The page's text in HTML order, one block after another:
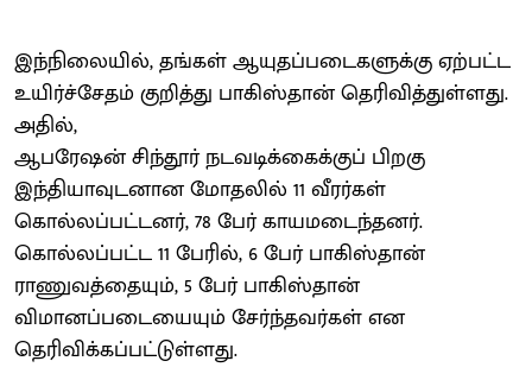
இந்நிலையில், தங்கள் ஆயுதப்படைகளுக்கு ஏற்பட்ட
உயிர்ச்சேதம் குறித்து பாகிஸ்தான் தெரிவித்துள்ளது.
அதில்,
ஆபரேஷன் சிந்தூர் நடவடிக்கைக்குப் பிறகு
இந்தியாவுடனான மோதலில் 11 வீரர்கள்
கொல்லப்பட்டனர், 78 பேர் காயமடைந்தனர்.
கொல்லப்பட்ட 11 பேரில், 6 பேர் பாகிஸ்தான்
ராணுவத்தையும், 5 பேர் பாகிஸ்தான்
விமானப்படையையும் சேர்ந்தவர்கள் என
தெரிவிக்கப்பட்டுள்ளது.